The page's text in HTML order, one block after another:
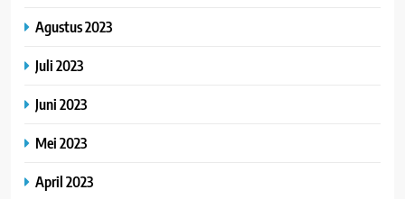
Agustus 2023
Juli 2023
Juni 2023
Mei 2023
April 2023